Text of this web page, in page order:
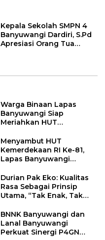
Kepala Sekolah SMPN 4
Banyuwangi Dardiri, S.Pd
Apresiasi Orang Tua
Warga Binaan Lapas
Banyuwangi Siap
Meriahkan HUT
dengan Berbagai
Perlombaan
Menyambut HUT
Kemerdekaan RI Ke-81,
Lapas Banyuwangi
Donor Darah
Durian Pak Eko: Kualitas
Rasa Sebagai Prinsip
Utama, “Tak Enak, Tak
BNNK Banyuwangi dan
Lanal Banyuwangi
Perkuat Sinergi P4GN